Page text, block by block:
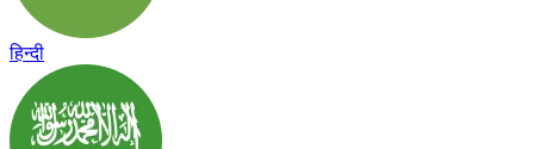
हिन्दी